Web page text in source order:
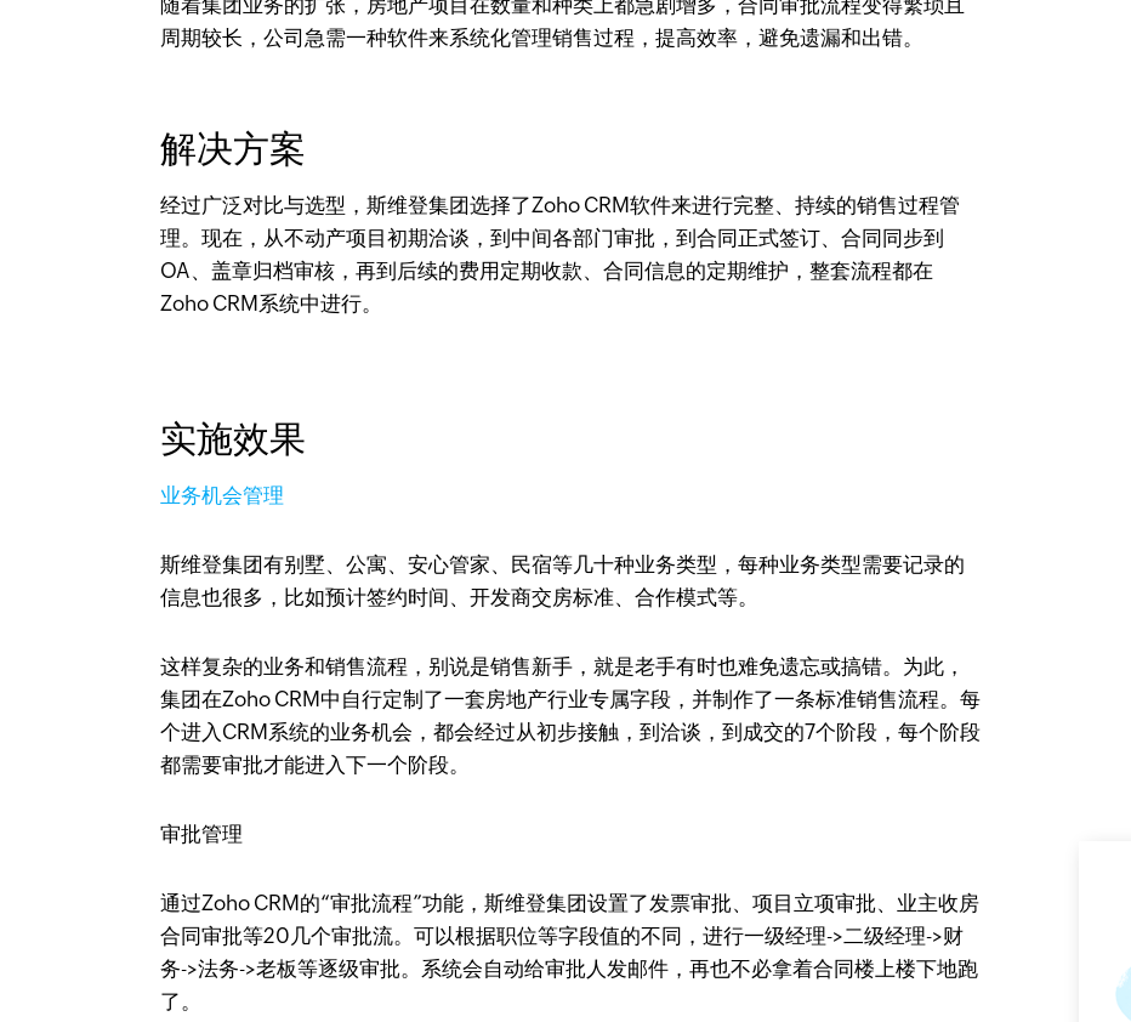
随着集团业务的扩张，房地产项目在数量和种类上都急剧增多，合同审批流程变得繁琐且
周期较长，公司急需一种软件来系统化管理销售过程，提高效率，避免遗漏和出错。​​
解决方案
经过广泛对比与选型，斯维登集团选择了Zoho CRM软件来进行完整、持续的销售过程管
理。现在，从不动产项目初期洽谈，到中间各部门审批，到合同正式签订、合同同步到
OA、盖章归档审核，再到后续的费用定期收款、合同信息的定期维护，整套流程都在
Zoho CRM系统中进行。​​
实施效果
业务机会管理
斯维登集团有别墅、公寓、安心管家、民宿等几十种业务类型，每种业务类型需要记录的
信息也很多，比如预计签约时间、开发商交房标准、合作模式等。​​​
这样复杂的业务和销售流程，别说是销售新手，就是老手有时也难免遗忘或搞错。为此，
集团在Zoho CRM中自行定制了一套房地产行业专属字段，并制作了一条标准销售流程。每
个进入CRM系统的业务机会，都会经过从初步接触，到洽谈，到成交的7个阶段，每个阶段
都需要审批才能进入下一个阶段。​
审批管理​​​
通过Zoho CRM的“审批流程”功能，斯维登集团设置了发票审批、项目立项审批、业主收房
合同审批等20几个审批流。可以根据职位等字段值的不同，进行一级经理->二级经理->财
务->法务->老板等逐级审批。系统会自动给审批人发邮件，再也不必拿着合同楼上楼下地跑
了。​